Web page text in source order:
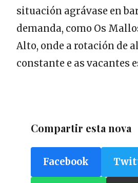
situación agrávase en
demanda, como Os
Alto, onde a rotación de
constante e as vacantes
Compartir esta nova
Facebook